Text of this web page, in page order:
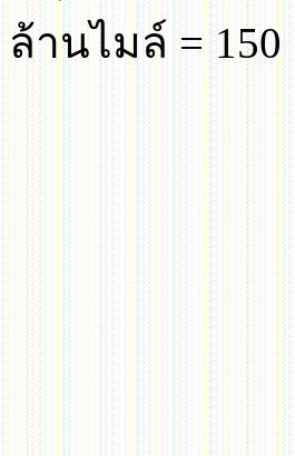
ล้านไมล์= 150